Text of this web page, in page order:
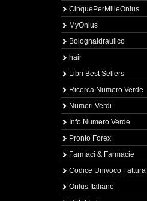
CinquePerMilleOnlus
MyOnlus
BolognaIdraulico
hair
Libri Best Sellers
Ricerca Numero Verde
Numeri Verdi
Info Numero Verde
Pronto Forex
Farmaci & Farmacie
Codice Univoco
Onlus Italiane